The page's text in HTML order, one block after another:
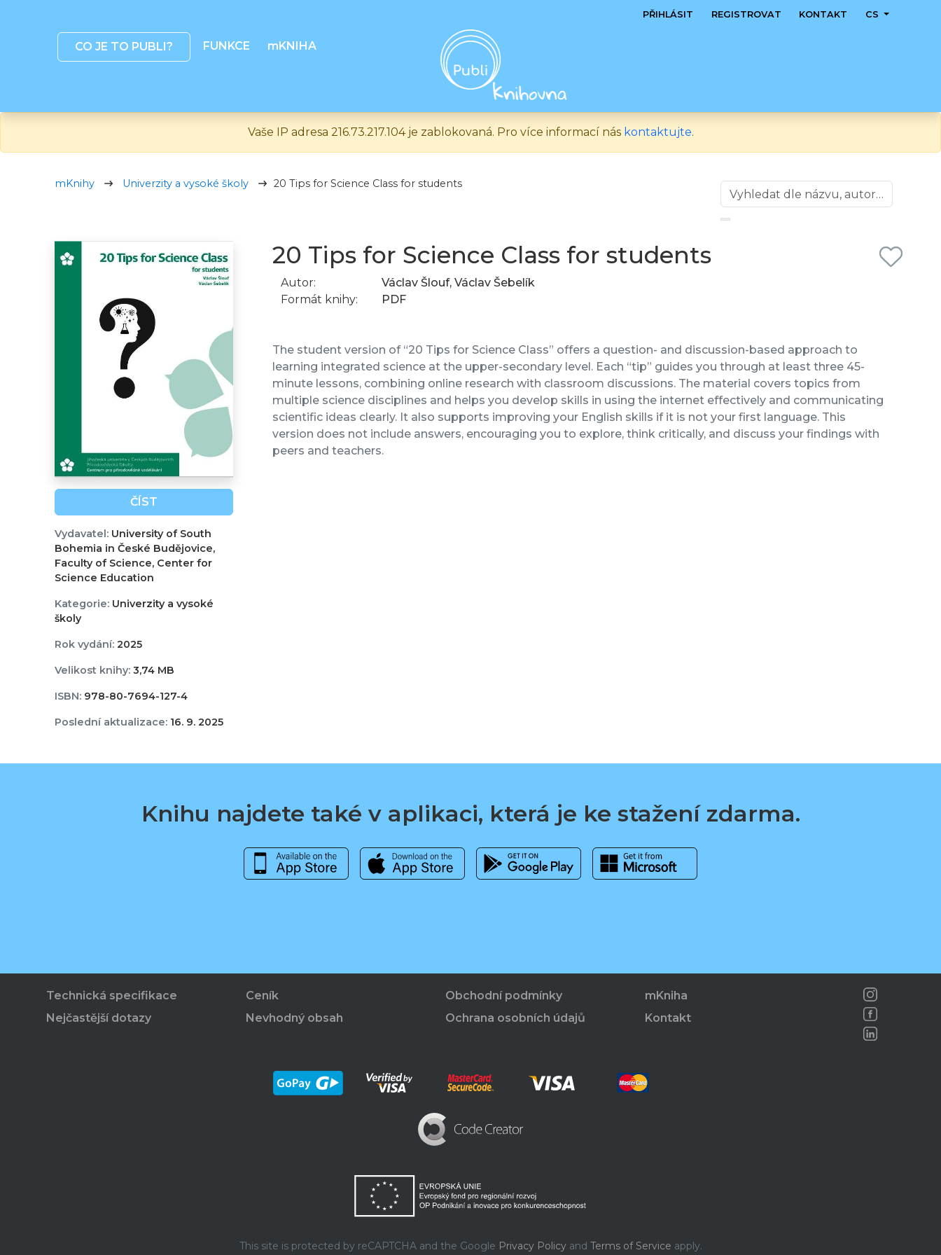
CO JE TO PUBLI? FUNKCE mKNIHA
PŘIHLÁSIT REGISTROVAT KONTAKT CS
Vaše IP adresa 216.73.217.104 je zablokovaná. Pro více informací nás kontaktujte.
mKnihy Univerzity a vysoké školy 20 Tips for Science Class for students
ČÍST
Vydavatel:University of South
Bohemia in České Budějovice,
Faculty of Science, Center for
Science Education
Kategorie:Univerzity a vysoké
školy
Rok vydání:2025
Velikost knihy:3,74 MB
ISBN:978-80-7694-127-4
Poslední aktualizace:16. 9. 2025
20 Tips for Science Class for students
Autor:
Václav Šlouf, Václav Šebelík
Formát knihy:
PDF
The student version of “20 Tips for Science Class” offers a question- and discussion-based approach to
learning integrated science at the upper-secondary level. Each “tip” guides you through at least three 45-
minute lessons, combining online research with classroom discussions. The material covers topics from
multiple science disciplines and helps you develop skills in using the internet effectively and communicating
scientific ideas clearly. It also supports improving your English skills if it is not your first language. This
version does not include answers, encouraging you to explore, think critically, and discuss your findings with
peers and teachers.
Knihu najdete také v aplikaci, která je ke stažení zdarma.
Technická specifikace
Nejčastější dotazy
Ceník
Nevhodný obsah
Obchodní podmínky
Ochrana osobních údajů
mKniha
Kontakt
This site is protected by reCAPTCHA and the Google Privacy Policyand Terms of Service apply.